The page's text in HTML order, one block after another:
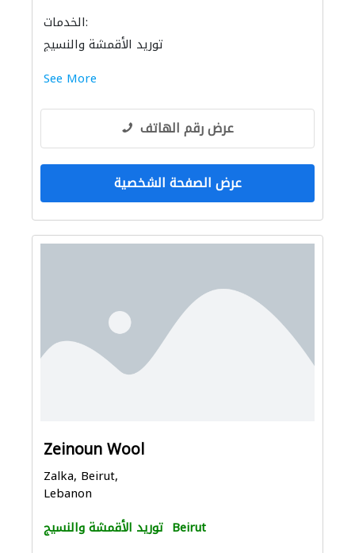
الخدمات:
توريد الأقمشة والنسيج
See More
عرض رقم الهاتف
عرض الصفحة الشخصية
Zeinoun Wool
Zalka, Beirut,
Lebanon
توريد الأقمشة والنسيج Beirut